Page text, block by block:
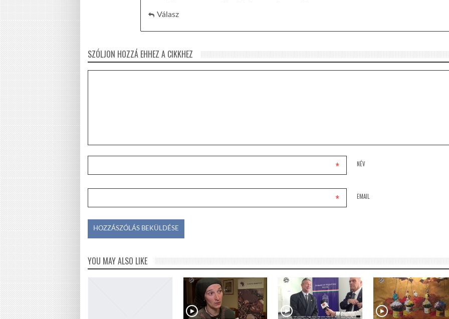
Válasz
SZÓLJON HOZZÁ EHHEZ A CIKKHEZ
NÉV
*
EMAIL
*
YOU MAY ALSO LIKE